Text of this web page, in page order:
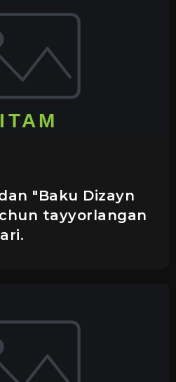
"Baku Dizayn
tayyorlangan